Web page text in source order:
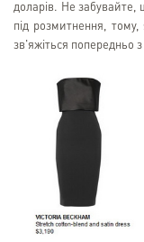
доларів. Не забувайте,
під розмитнення,
зв'яжіться попередньо